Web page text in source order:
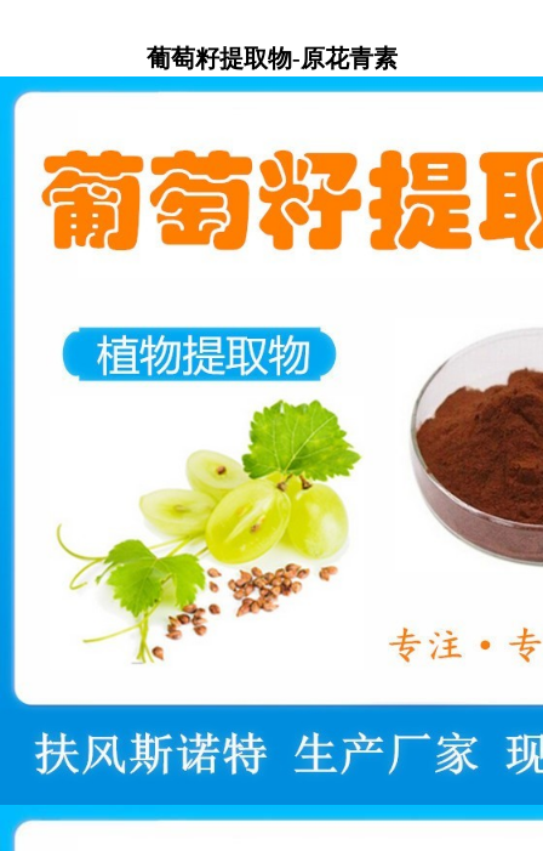
葡萄籽提取物-原花青素